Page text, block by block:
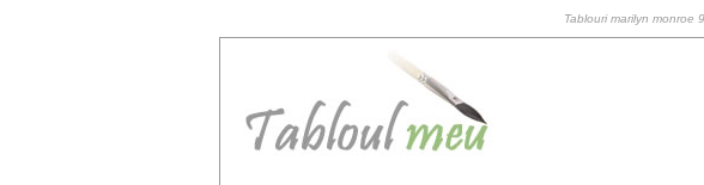
Tablouri marilyn monroe